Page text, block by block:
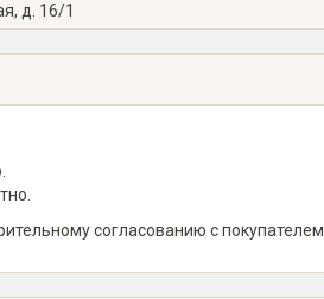
д. 16/1
согласованию с покупателем.